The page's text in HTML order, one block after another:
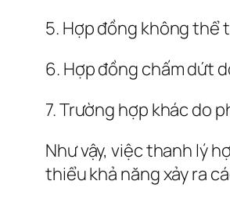
5. Hợp đồng không thể
6. Hợp đồng chấm dứt
7. Trường hợp khác do
Như vậy, việc thanh lý
thiểu khả năng xảy ra